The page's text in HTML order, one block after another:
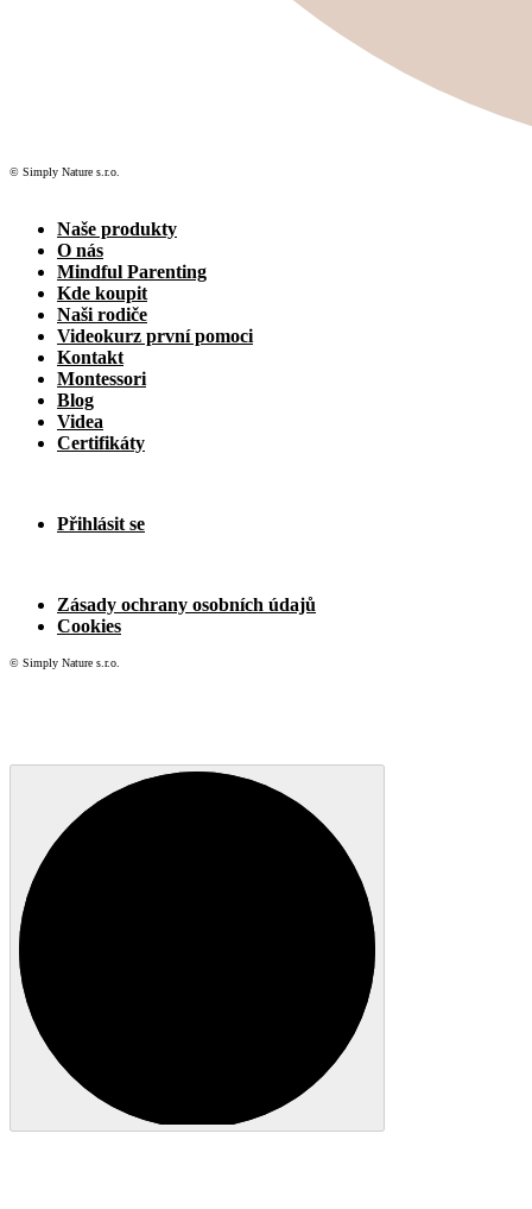
© Simply Nature s.r.o.
Naše produkty
O nás
Mindful Parenting
Kde koupit
Naši rodiče
Videokurz první pomoci
Kontakt
Montessori
Blog
Videa
Certifikáty
Přihlásit se
Zásady ochrany osobních údajů
Cookies
© Simply Nature s.r.o.